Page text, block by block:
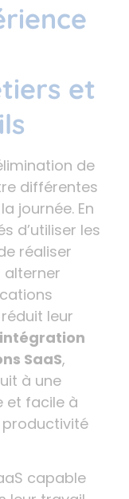
et
de
différentes
journée. En
d’utiliser les
réaliser
alterner
leur
SaaS,
à une
et facile à
productivité
capable